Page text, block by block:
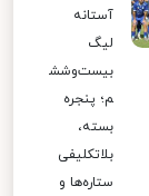
آستانه
لیگ
بیست‌وشش
م؛ پنجره
بسته،
بلاتکلیفی
ستاره‌ها و